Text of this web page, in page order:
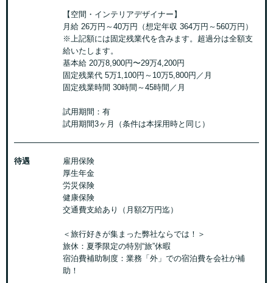
【空間・インテリアデザイナー】
月給 26万円～40万円（想定年収 364万円～560万円）
※上記額には固定残業代を含みます。超過分は全額支
給いたします。
基本給 20万8,900円〜29万4,200円
固定残業代 5万1,100円～10万5,800円／月
固定残業時間 30時間～45時間／月
試用期間：有
試用期間3ヶ月（条件は本採用時と同じ）
待遇
雇用保険
厚生年金
労災保険
健康保険
交通費支給あり（月額2万円迄）
＜旅行好きが集まった弊社ならでは！＞
旅休：夏季限定の特別“旅”休暇
宿泊費補助制度：業務「外」での宿泊費を会社が補
助！